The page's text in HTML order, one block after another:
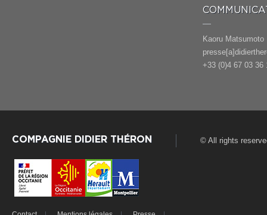
Kaoru Matsumoto
+33 (0)4 67 03 36
COMPAGNIE DIDIER THÉRON © All rights